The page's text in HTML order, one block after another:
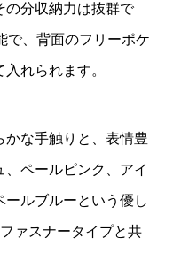
の分収納力は抜群で
で、背面のフリーポケ
れられます。
かな手触りと、表情豊
ペールピンク、アイ
ルブルーという優し
ァスナータイプと共